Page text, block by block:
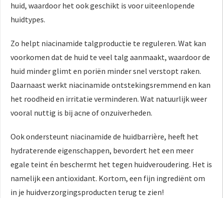
huid, waardoor het ook geschikt is voor uiteenlopende
huidtypes.
Zo helpt niacinamide talgproductie te reguleren. Wat kan
voorkomen dat de huid te veel talg aanmaakt, waardoor de
huid minder glimt en poriën minder snel verstopt raken.
Daarnaast werkt niacinamide ontstekingsremmend en kan
het roodheid en irritatie verminderen. Wat natuurlijk weer
vooral nuttig is bij acne of onzuiverheden.
Ook ondersteunt niacinamide de huidbarrière, heeft het
hydraterende eigenschappen, bevordert het een meer
egale teint én beschermt het tegen huidveroudering. Het is
namelijk een antioxidant. Kortom, een fijn ingrediënt om
in je huidverzorgingsproducten terug te zien!